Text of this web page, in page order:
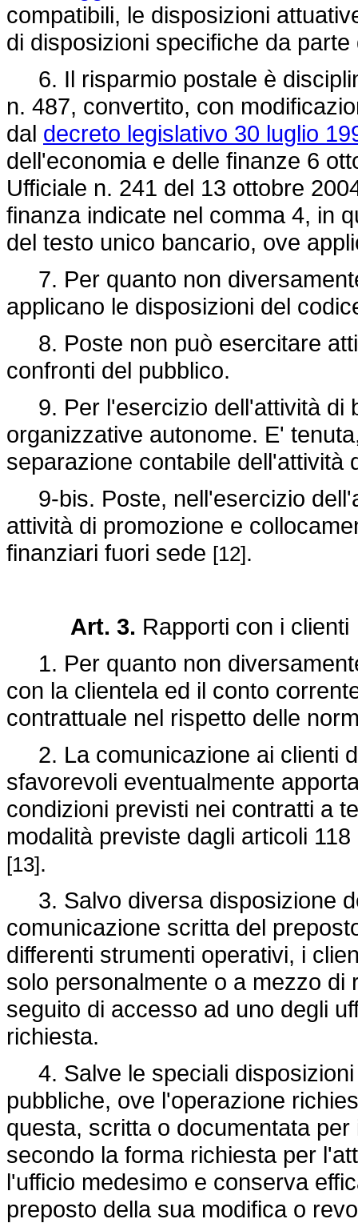
compatibili, le disposizioni
di disposizioni specifiche da
6. Il risparmio postale è
n. 487, convertito, con
dal decreto legislativo 30 luglio
dell'economia e delle finanze 6
Ufficiale n. 241 del 13 ottobre
finanza indicate nel comma 4, in
del testo unico bancario, ove
7. Per quanto non
applicano le disposizioni del
8. Poste non può esercitare
confronti del pubblico.
9. Per l'esercizio dell'attività di
organizzative autonome. E'
separazione contabile dell'attività
9-bis. Poste, nell'esercizio
attività di promozione e
finanziari fuori sede [12].
Art. 3. Rapporti con i clienti
1. Per quanto non
con la clientela ed il conto
contrattuale nel rispetto delle
2. La comunicazione ai clienti
sfavorevoli eventualmente
condizioni previsti nei contratti a
modalità previste dagli articoli
[13].
3. Salvo diversa disposizione
comunicazione scritta del
differenti strumenti operativi, i
solo personalmente o a mezzo
seguito di accesso ad uno degli
richiesta.
4. Salve le speciali disposizioni
pubbliche, ove l'operazione
questa, scritta o documentata
secondo la forma richiesta per
l'ufficio medesimo e conserva
preposto della sua modifica o